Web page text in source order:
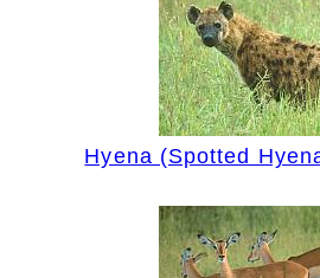
Hyena (Spotted